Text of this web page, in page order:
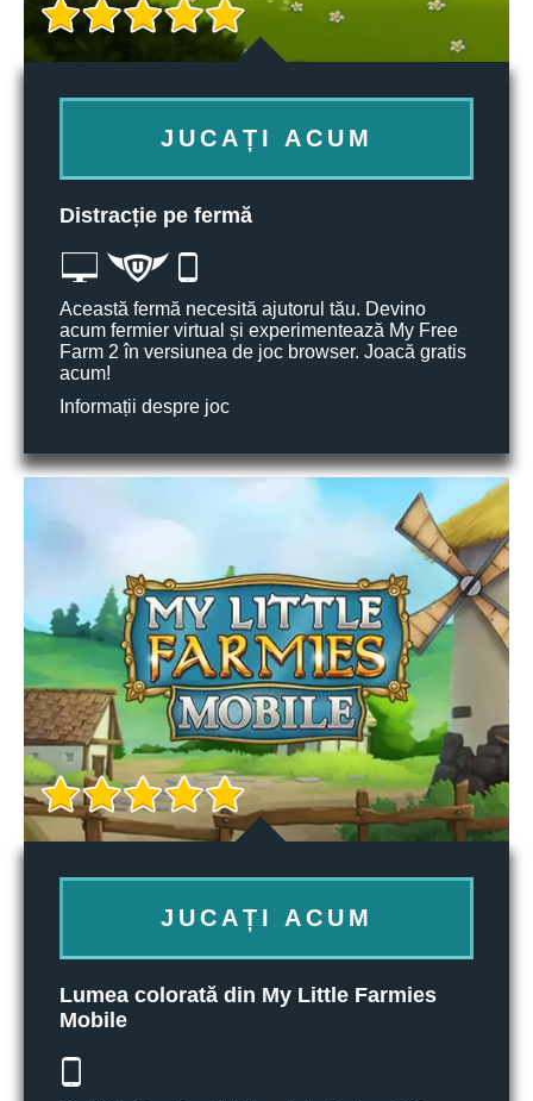
JUCAȚI ACUM
Distracție pe fermă
Această fermă necesită ajutorul tău. Devino
acum fermier virtual și experimentează My Free
Farm 2 în versiunea de joc browser. Joacă gratis
acum!
Informații despre joc
JUCAȚI ACUM
Lumea colorată din My Little Farmies
Mobile